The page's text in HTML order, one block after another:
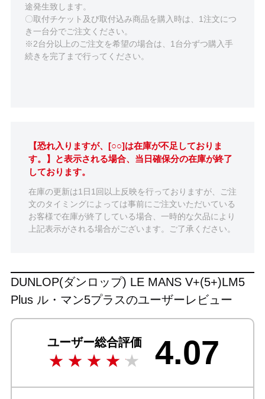
途発生致します。
〇取付チケット及び取付込み商品を購入時は、1注文につ
き一台分でご注文ください。
※2台分以上のご注文を希望の場合は、1台分ずつ購入手
続きを完了まで行ってください。
【恐れ入りますが、[○○]は在庫が不足しておりま
す。】と表示される場合、当日確保分の在庫が終了
しております。
在庫の更新は1日1回以上反映を行っておりますが、ご注
文のタイミングによっては事前にご注文いただいている
お客様で在庫が終了している場合、一時的な欠品により
上記表示がされる場合がございます。ご了承ください。
DUNLOP(ダンロップ) LE MANS V+(5+)LM5
Plus ル・マン5プラスのユーザーレビュー
ユーザー総合評価 4.07